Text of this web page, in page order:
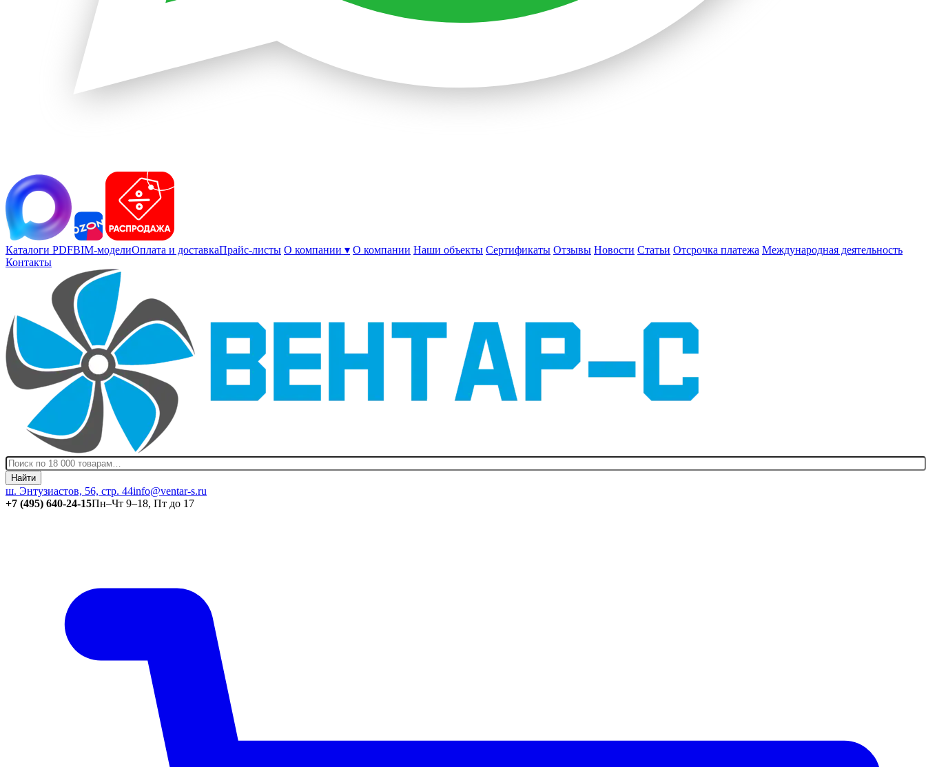
Каталоги PDFBIM-моделиОплата и доставкаПрайс-листы О компании ▾ О компании Наши объекты Сертификаты Отзывы Новости Статьи Отсрочка платежа Международная деятельность
Контакты
Найти
ш. Энтузиастов, 56, стр. 44info@ventar-s.ru
+7 (495) 640-24-15Пн–Чт 9–18, Пт до 17